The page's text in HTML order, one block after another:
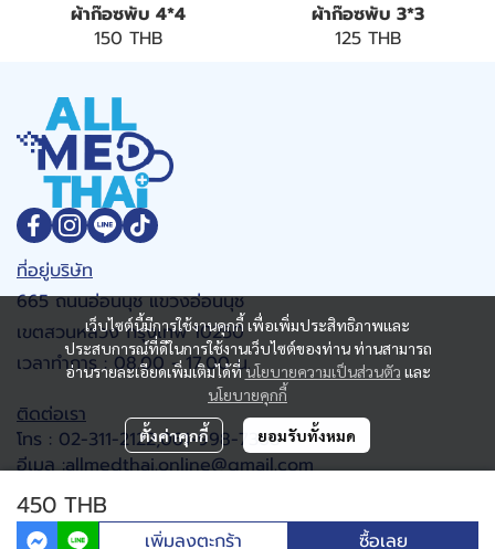
ผ้าก๊อซพับ 4*4
150 THB
ผ้าก๊อซพับ 3*3
125 THB
450 THB
เพิ่มลงตะกร้า ซื้อเลย
เว็บไซต์นี้มีการใช้งานคุกกี้ เพื่อเพิ่มประสิทธิภาพและ
ประสบการณ์ที่ดีในการใช้งานเว็บไซต์ของท่าน ท่านสามารถ
อ่านรายละเอียดเพิ่มเติมได้ที่นโยบายความเป็นส่วนตัว และ
นโยบายคุกกี้
ตั้งค่าคุกกี้ ยอมรับทั้งหมด
ที่อยู่บริษัท
665 ถนนอ่อนนุช แขวงอ่อนนุช
เขตสวนหลวง กรุงเทพ 10250
เวลาทำการ : 08.00 - 17.00 น.
ติดต่อเรา
โทร : 02-311-2122,061-998-7368
อีเมล :allmedthai.online@gmail.com
Google map